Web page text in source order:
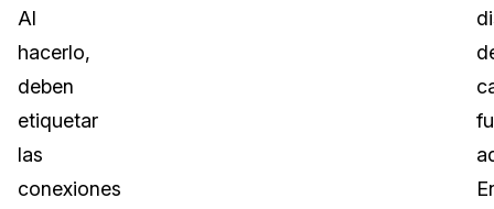
Al
hacerlo,
deben
etiquetar
las
conexiones